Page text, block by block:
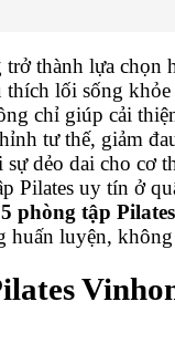
trở thành lựa chọn
lối sống khỏe
chỉ giúp cải
tư thế, giảm
dẻo dai cho cơ
Pilates uy tín ở
phòng tập
huấn luyện,